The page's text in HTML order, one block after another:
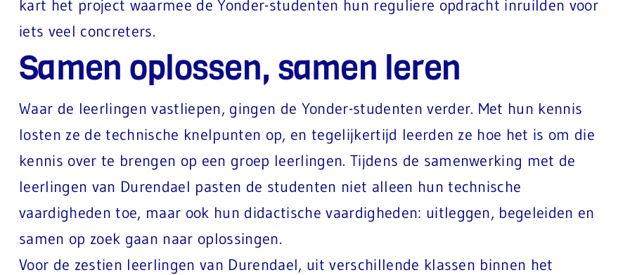
kart het project waarmee de Yonder-studenten hun reguliere opdracht inruilden voor
iets veel concreters.
Samen oplossen, samen leren
Waar de leerlingen vastliepen, gingen de Yonder-studenten verder. Met hun kennis
losten ze de technische knelpunten op, en tegelijkertijd leerden ze hoe het is om die
kennis over te brengen op een groep leerlingen. Tijdens de samenwerking met de
leerlingen van Durendael pasten de studenten niet alleen hun technische
vaardigheden toe, maar ook hun didactische vaardigheden: uitleggen, begeleiden en
samen op zoek gaan naar oplossingen.
Voor de zestien leerlingen van Durendael, uit verschillende klassen binnen het